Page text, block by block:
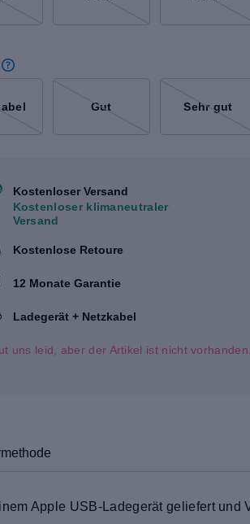
Gut Sehr gut
Kostenloser Versand
Kostenloser klimaneutraler
Versand
Kostenlose Retoure
12 Monate Garantie
Ladegerät + Netzkabel
uns leid, aber der Artikel ist nicht vorhanden.
Apple USB-Ladegerät geliefert und